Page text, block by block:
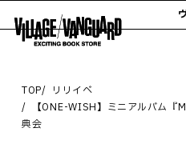
ヴ
TOP
リリイベ
【ONE-WISH】ミニアルバム
典会